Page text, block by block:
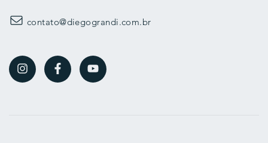
contato@diegograndi.com.br